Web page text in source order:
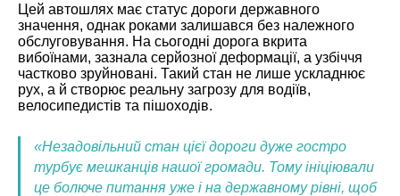
Цей автошлях має статус дороги державного
значення, однак роками залишався без належного
обслуговування. На сьогодні дорога вкрита
вибоїнами, зазнала серйозної деформації, а узбіччя
частково зруйновані. Такий стан не лише ускладнює
рух, а й створює реальну загрозу для водіїв,
велосипедистів та пішоходів.
«Незадовільний стан цієї дороги дуже гостро
турбує мешканців нашої громади. Тому ініціювали
це болюче питання уже і на державному рівні, щоб